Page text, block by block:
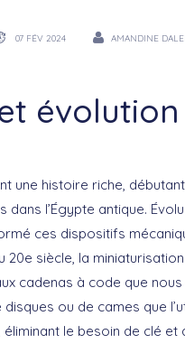
07 FÉV 2024 AMANDINE
une histoire riche,
l’Égypte antique.
ces dispositifs
20e siècle, la
cadenas à code que nous
ou de cames que
le besoin de clé